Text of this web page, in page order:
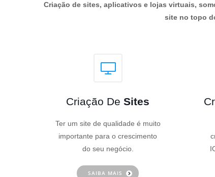
Criação de sites, aplicativos e lojas virtuais,
site no topo
Criação DeSites
Ter um site de qualidade é muito
importante para o crescimento
do seu negócio.
SAIBA MAIS